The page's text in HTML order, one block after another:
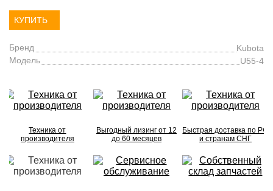
КУПИТЬ
Бренд
Kubota
Модель
U55-4
Техника от
производителя
Выгодный лизинг от 12
до 60 месяцев
Быстрая доставка по РФ
и странам СНГ